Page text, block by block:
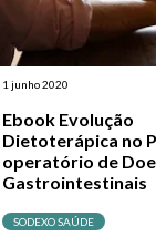
1 junho 2020
Ebook Evolução
Dietoterápica no
operatório de
Gastrointestinais
SODEXO SAÚDE